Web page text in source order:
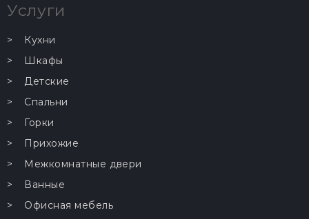
Услуги
Кухни
Шкафы
Детские
Спальни
Горки
Прихожие
Межкомнатные двери
Ванные
Офисная мебель